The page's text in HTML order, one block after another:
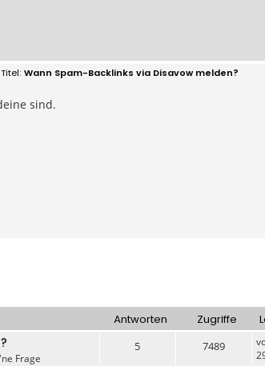
Wann Spam-Backlinks via Disavow melden?
sind.
Antworten Zugriffe
Frage
5 7489